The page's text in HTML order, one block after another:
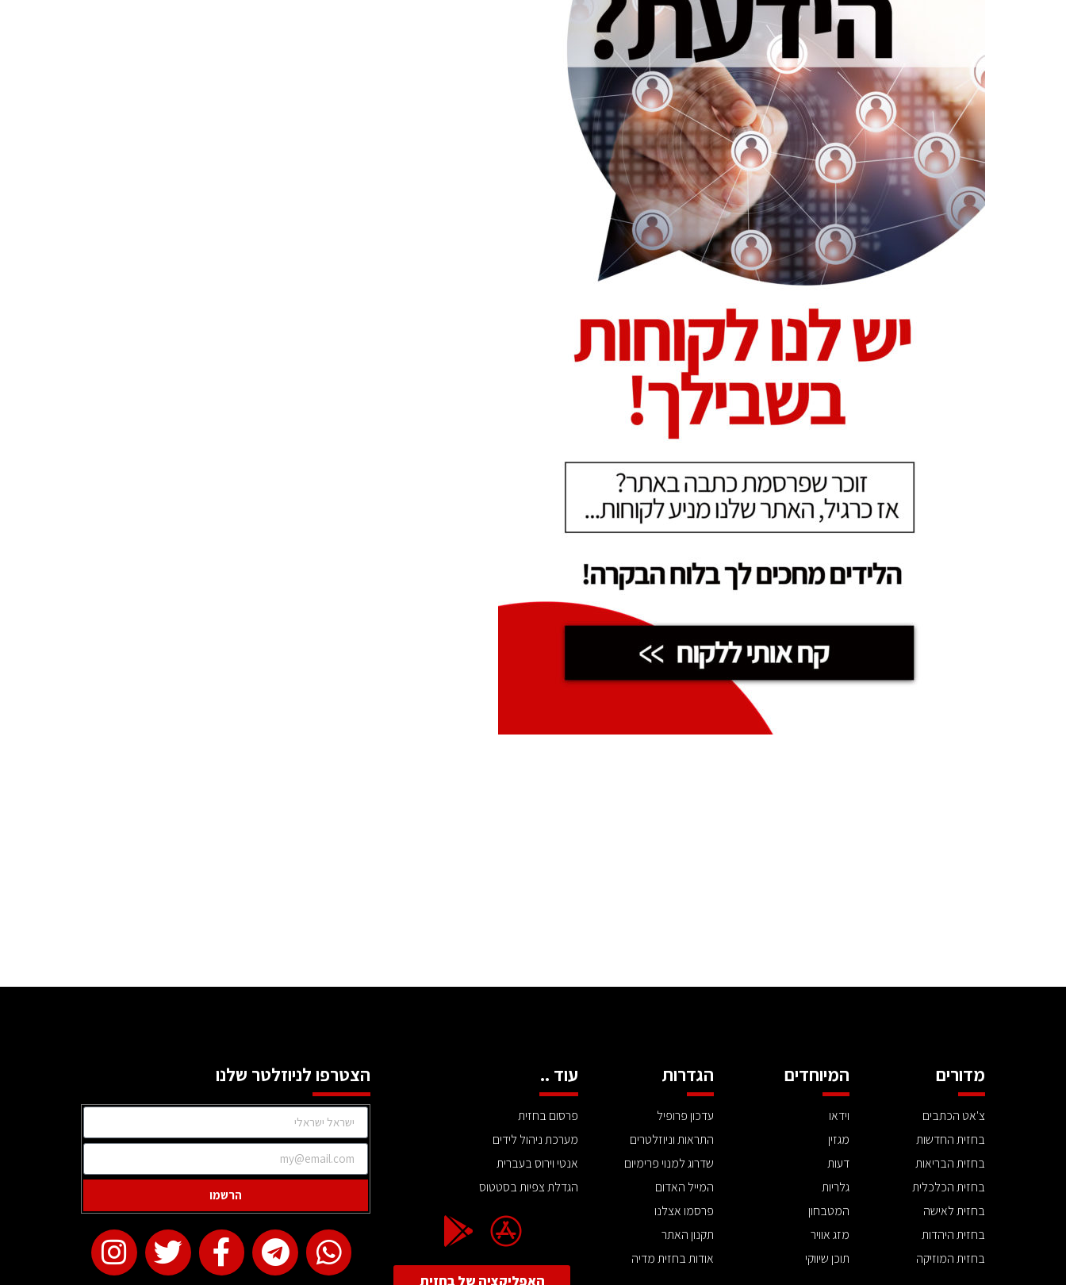
מדורים
צ'אט הכתבים
בחזית החדשות
בחזית הבריאות
בחזית הכלכלית
בחזית לאישה
בחזית היהדות
בחזית המוזיקה
המיוחדים
וידאו
מגזין
דעות
גלריות
המטבחון
מזג אוויר
תוכן שיווקי
הגדרות
עדכון פרופיל
התראות וניוזלטרים
שדרוג למנוי פרימיום
המייל האדום
פרסמו אצלנו
תקנון האתר
אודות בחזית מדיה
עוד ..
פרסום בחזית
מערכת ניהול לידים
אנטי וירוס בעברית
הגדלת צפיות בסטטוס
האפליקציה של בחזית
הצטרפו לניוזלטר שלנו
הרשמו